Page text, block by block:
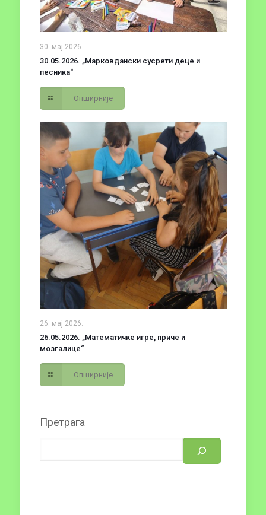
30. мај 2026.
30.05.2026. „Марковдански сусрети деце и
песника“
Опширније
26. мај 2026.
26.05.2026. „Математичке игре, приче и
мозгалице“
Опширније
Претрага